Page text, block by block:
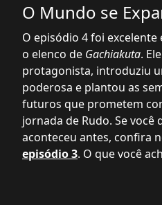
O Mundo se
O episódio 4 foi
o elenco de Gachiakuta.
protagonista, introduziu
poderosa e plantou as
futuros que prometem
jornada de Rudo. Se você
aconteceu antes, confira
episódio 3. O que você